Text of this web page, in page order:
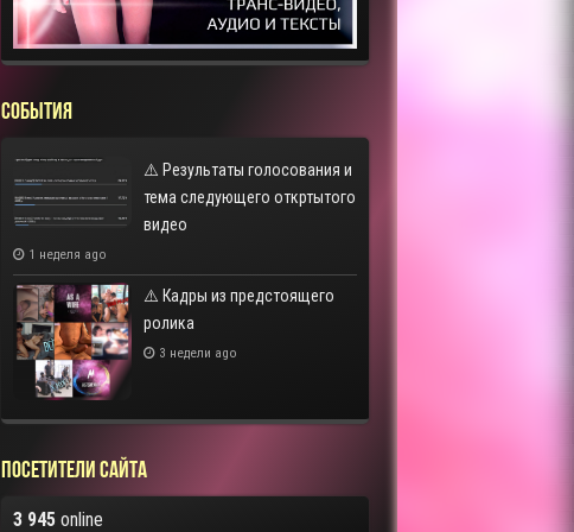
СОБЫТИЯ
⚠️ Результаты голосования и
тема следующего откртытого
видео
1 неделя ago
⚠️ Кадры из предстоящего
ролика
3 недели ago
Посетители сайта
3 945online